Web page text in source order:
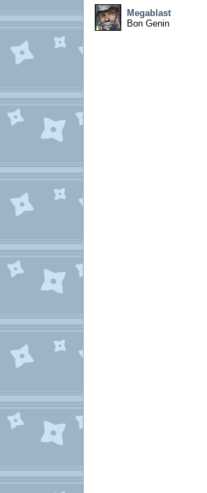
Megablast
Bon Genin